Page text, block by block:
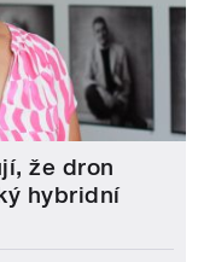
že dron
hybridní